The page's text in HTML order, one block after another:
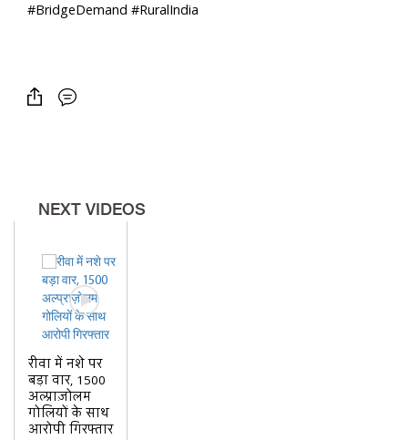
#BridgeDemand #RuralIndia
NEXT VIDEOS
रीवा में नशे पर
बड़ा वार, 1500
अल्प्राज़ोलम
गोलियों के साथ
आरोपी गिरफ्तार